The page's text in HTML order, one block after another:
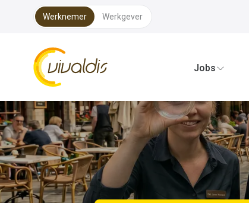
Werknemer Werkgever
Vivaldis Interim
Jobs